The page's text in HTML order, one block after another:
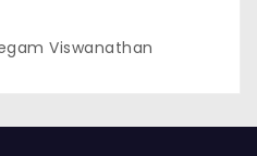
Viswanathan